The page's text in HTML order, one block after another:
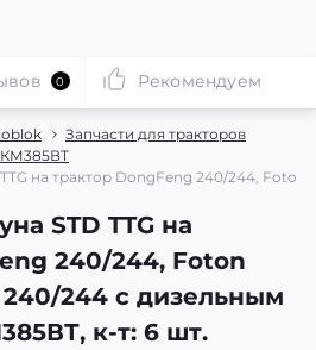
Запчасти для тракторов
КМ385ВТ
на трактор DongFeng 240/244,
STD TTG на
240/244, Foton
244 с дизельным
к-т: 6 шт.
0 Рекомендуем